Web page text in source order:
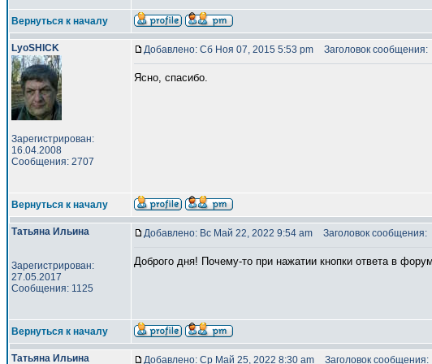
Вернуться к началу
LyoSHICK
Зарегистрирован:
16.04.2008
Сообщения: 2707
Добавлено: Сб Ноя 07, 2015 5:53 pm Заголовок сообщения:
Ясно, спасибо.
Вернуться к началу
Татьяна Ильина
Зарегистрирован:
27.05.2017
Сообщения: 1125
Добавлено: Вс Май 22, 2022 9:54 am Заголовок сообщения:
Доброго дня! Почему-то при нажатии кнопки ответа в
Вернуться к началу
Татьяна Ильина Добавлено: Ср Май 25, 2022 8:30 am Заголовок сообщения: